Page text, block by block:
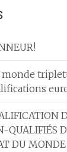
QUALIFIÉS
DU